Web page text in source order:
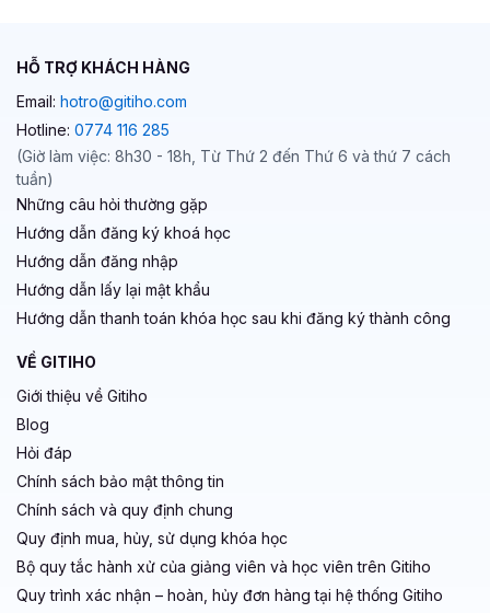
HỖ TRỢ KHÁCH HÀNG
Email: hotro@gitiho.com
Hotline: 0774 116 285
(Giờ làm việc: 8h30 - 18h, Từ Thứ 2 đến Thứ 6 và thứ 7 cách
tuần)
Những câu hỏi thường gặp
Hướng dẫn đăng ký khoá học
Hướng dẫn đăng nhập
Hướng dẫn lấy lại mật khẩu
Hướng dẫn thanh toán khóa học sau khi đăng ký thành công
VỀ GITIHO
Giới thiệu về Gitiho
Blog
Hỏi đáp
Chính sách bảo mật thông tin
Chính sách và quy định chung
Quy định mua, hủy, sử dụng khóa học
Bộ quy tắc hành xử của giảng viên và học viên trên Gitiho
Quy trình xác nhận – hoàn, hủy đơn hàng tại hệ thống Gitiho